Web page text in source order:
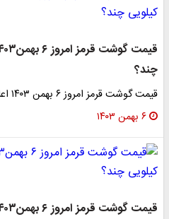
چند؟
قیمت گوشت قرمز امروز ۶ بهمن ۱۴۰۳ اعلام شد.
۶ بهمن ۱۴۰۳